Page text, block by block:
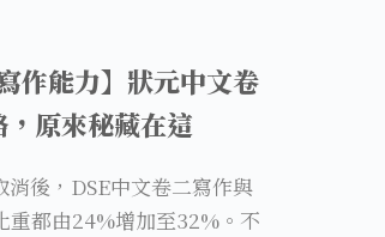
作能力】狀元中文卷
原來秘藏在這
消後，DSE中文卷二寫作與
重都由24%增加至32%。不